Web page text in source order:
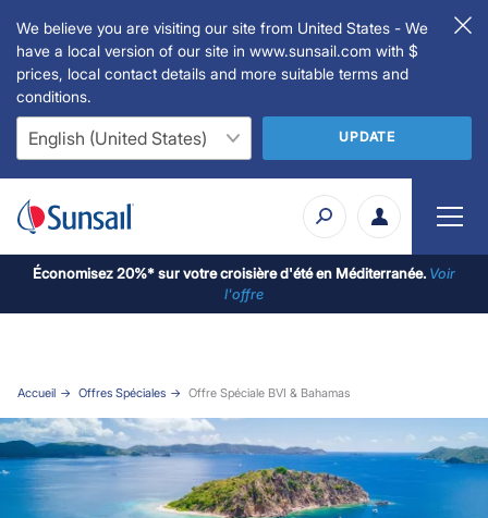
We believe you are visiting our site from United States - We
have a local version of our site in www.sunsail.com with $
prices, local contact details and more suitable terms and
conditions.
UPDATE
Économisez 20%* sur votre croisière d'été en Méditerranée. Voir
l'offre
Accueil Offres Spéciales Offre Spéciale BVI & Bahamas